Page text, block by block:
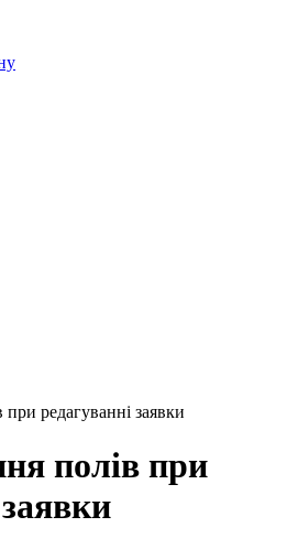
редагуванні заявки
полів при